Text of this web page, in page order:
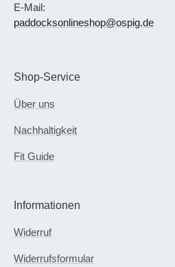
E-Mail:
paddocksonlineshop@ospig.de
Shop-Service
Über uns
Nachhaltigkeit
Fit Guide
Informationen
Widerruf
Widerrufsformular